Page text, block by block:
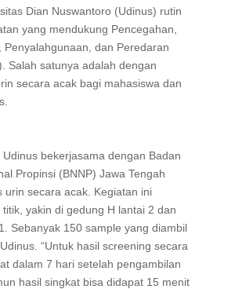
Dian Nuswantoro (Udinus) rutin
yang mendukung Pencegahan,
Penyalahgunaan, dan Peredaran
Salah satunya adalah dengan
secara acak bagi mahasiswa dan
bekerjasama dengan Badan
Propinsi (BNNP) Jawa Tengah
urin secara acak. Kegiatan ini
yakin di gedung H lantai 2 dan
Sebanyak 150 sample yang diambil
“Untuk hasil screening secara
dalam 7 hari setelah pengambilan
hasil singkat bisa didapat 15 menit